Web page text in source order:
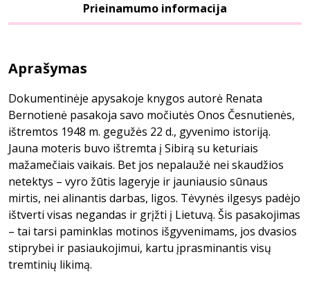
Prieinamumo informacija
Aprašymas
Dokumentinėje apysakoje knygos autorė Renata
Bernotienė pasakoja savo močiutės Onos Česnutienės,
ištremtos 1948 m. gegužės 22 d., gyvenimo istoriją.
Jauna moteris buvo ištremta į Sibirą su keturiais
mažamečiais vaikais. Bet jos nepalaužė nei skaudžios
netektys – vyro žūtis lageryje ir jauniausio sūnaus
mirtis, nei alinantis darbas, ligos. Tėvynės ilgesys padėjo
ištverti visas negandas ir grįžti į Lietuvą. Šis pasakojimas
– tai tarsi paminklas motinos išgyvenimams, jos dvasios
stiprybei ir pasiaukojimui, kartu įprasminantis visų
tremtinių likimą.